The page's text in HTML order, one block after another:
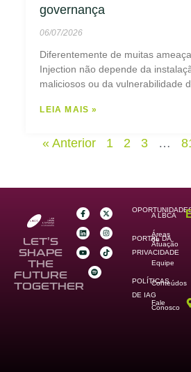
governança
06/07/2026
Diferentemente de muitas
Injection não depende da
maliciosos ou da vulnerabilidade
LEIA MAIS »
« Anterior 1 2 3 …
LET’S
SHAPE
THE
FUTURE
TOGETHER
PORTAL DA
PRIVACIDADE
POLÍTICAS
DE IAG
A LBCA
Áreas
de
Atuação
Equipe
Conteúdos
Fale
Conosco